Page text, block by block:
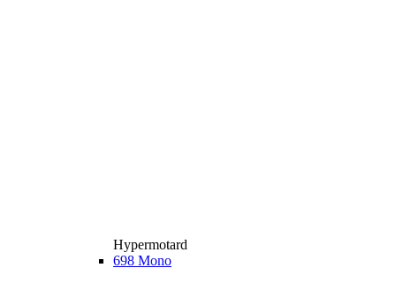
Hypermotard
698 Mono